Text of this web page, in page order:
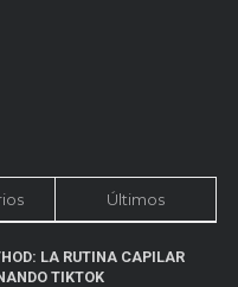
Últimos
LA RUTINA CAPILAR
TIKTOK